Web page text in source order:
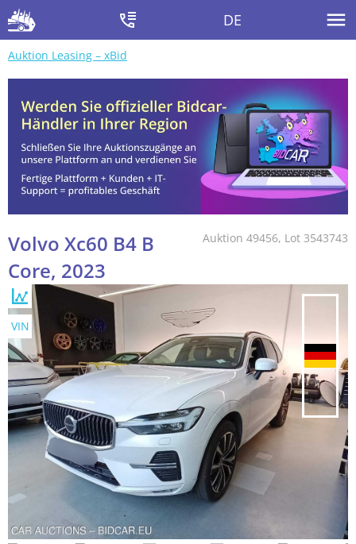
DE
Auktion Leasing – xBid
Auktion 49456, Lot 3543743
Volvo Xc60 B4 B
Core, 2023
VIN